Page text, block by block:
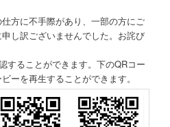
仕方に不手際があり、一部の方にご
し訳ございませんでした。お詫び
することができます。下のQRコー
ーを再生することができます。